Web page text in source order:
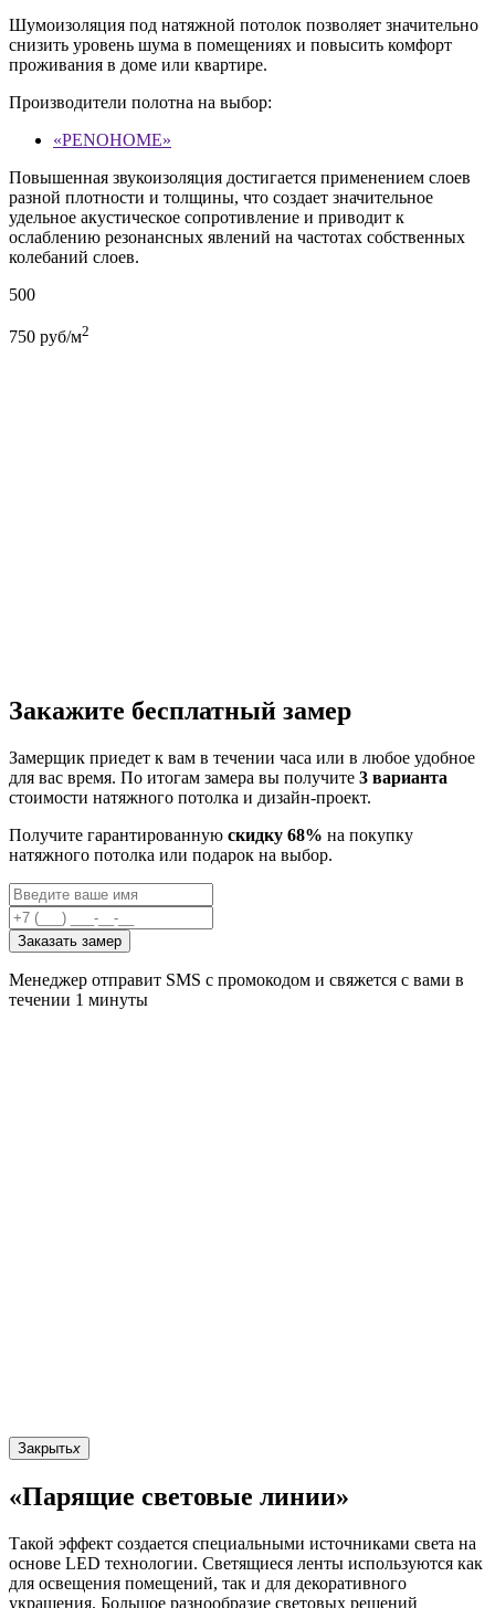
Шумоизоляция под натяжной потолок позволяет значительно
снизить уровень шума в помещениях и повысить комфорт
проживания в доме или квартире.
Производители полотна на выбор:
«PENOHOME»
Повышенная звукоизоляция достигается применением слоев
разной плотности и толщины, что создает значительное
удельное акустическое сопротивление и приводит к
ослаблению резонансных явлений на частотах собственных
колебаний слоев.
500
750 руб/м2
Закажите бесплатный замер
Замерщик приедет к вам в течении часа или в любое удобное
для вас время. По итогам замера вы получите 3 варианта
стоимости натяжного потолка и дизайн-проект.
Получите гарантированную скидку 68% на покупку
натяжного потолка или подарок на выбор.
Заказать замер
Менеджер отправит SMS с промокодом и свяжется с вами в
течении 1 минуты
Закрытьx
«Парящие световые линии»
Такой эффект создается специальными источниками света на
основе LED технологии. Светящиеся ленты используются как
для освещения помещений, так и для декоративного
украшения. Большое разнообразие световых решений